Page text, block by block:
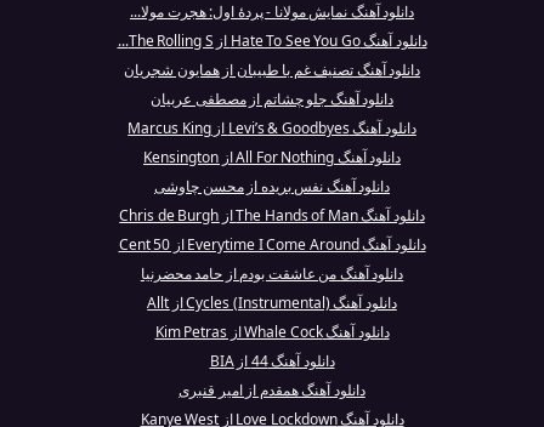
دانلود آهنگ نمایش مولانا - پردهٔ اول: هجرت مولا...
دانلود آهنگ Hate To See You Go از The Rolling S...
دانلود آهنگ تصنیف غم با طبیبان از همایون شجریان
دانلود آهنگ جلو چشاتم از مصطفی عربیان
دانلود آهنگ Levi’s & Goodbyes از Marcus King
دانلود آهنگ All For Nothing از Kensington
دانلود آهنگ نفس بریده از محسن چاوشی
دانلود آهنگ The Hands of Man از Chris de Burgh
دانلود آهنگ Everytime I Come Around از 50 Cent
دانلود آهنگ من عاشقت بودم از حامد محضرنیا
دانلود آهنگ Cycles (Instrumental) از Allt
دانلود آهنگ Whale Cock از Kim Petras
دانلود آهنگ 44 از BIA
دانلود آهنگ همقدم از امیر قنبری
دانلود آهنگ Love Lockdown از Kanye West